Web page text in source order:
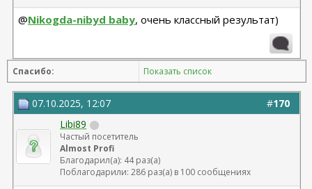
@Nikogda-nibyd baby, очень классный результат)
Спасибо: Показать список
#170
07.10.2025, 12:07
Libi89
Частый посетитель
Almost Profi
Благодарил(а): 44 раз(а)
Поблагодарили: 286 раз(а) в 100 сообщениях